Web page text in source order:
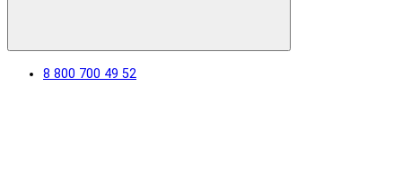
8 800 700 49 52